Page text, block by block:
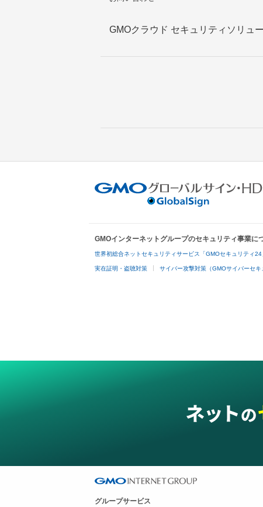
GMOクラウド セキュリティソリュ
GMOインターネットグループのセキュリティ事業に
世界初総合ネットセキュリティサービス「GMOセキュリティ24
実在証明・盗聴対策 サイバー攻撃対策（GMOサイバーセキ
グループサービス